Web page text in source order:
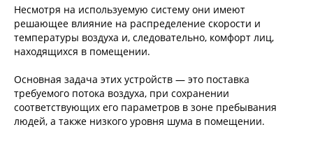
Несмотря на используемую систему они имеют
решающее влияние на распределение скорости и
температуры воздуха и, следовательно, комфорт лиц,
находящихся в помещении.
Основная задача этих устройств — это поставка
требуемого потока воздуха, при сохранении
соответствующих его параметров в зоне пребывания
людей, а также низкого уровня шума в помещении.